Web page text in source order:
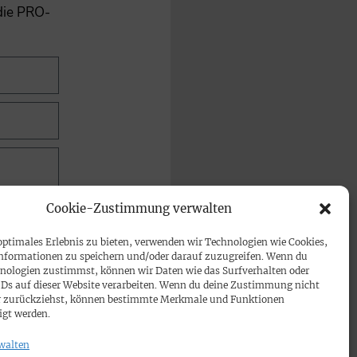
Cookie-Zustimmung verwalten
Erlebnis zu bieten, verwenden wir Technologien wie Cookies,
zu speichern und/oder darauf zuzugreifen. Wenn du
zustimmst, können wir Daten wie das Surfverhalten oder
auf dieser Website verarbeiten. Wenn du deine Zustimmung nicht
zurückziehst, können bestimmte Merkmale und Funktionen
werden.
PRO-